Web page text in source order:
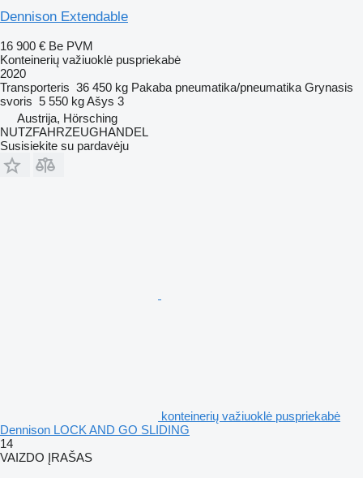
Dennison Extendable
16 900 € Be PVM
Konteinerių važiuoklė puspriekabė
2020
Transporteris 36 450 kg Pakaba pneumatika/pneumatika Grynasis
svoris 5 550 kgAšys 3
Austrija, Hörsching
NUTZFAHRZEUGHANDEL
Susisiekite su pardavėju
konteinerių važiuoklė puspriekabė
Dennison LOCK AND GO SLIDING
14
VAIZDO ĮRAŠAS